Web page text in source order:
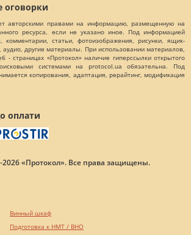
оговорки
авторскими правами на информацию, размещенную на
ресурса, если не указано иное. Под информацией
комментарии, статьи, фотоизображения, рисунки, ящик-
другие материалы. При использовании материалов,
- страницах «Протокол» наличие гиперссылки открытого
системами на protocol.ua обязательна. Под
копирования, адаптация, рерайтинг, модификация
оплати
«Протокол». Все права защищены.
Винный шкаф
Подготовка к НМТ / ВНО